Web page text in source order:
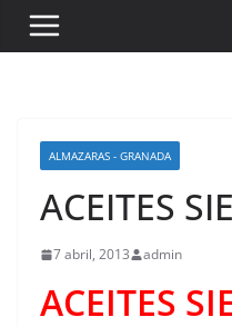
ALMAZARAS - GRANADA
ACEITES
7 abril, 2013 admin
ACEITES